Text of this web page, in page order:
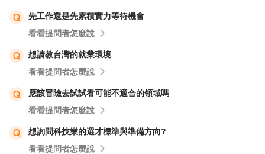
先工作還是先累積實力等待機會
看看提問者怎麼說
想請教台灣的就業環境
看看提問者怎麼說
應該冒險去試試看可能不適合的領域嗎
看看提問者怎麼說
想詢問科技業的選才標準與準備方向?
看看提問者怎麼說